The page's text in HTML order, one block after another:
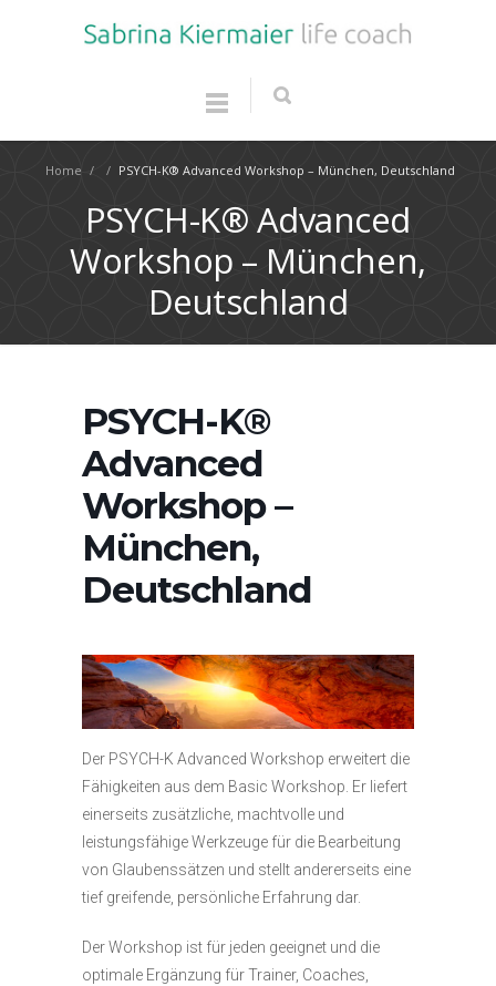
Home / / PSYCH-K® Advanced Workshop – München, Deutschland
PSYCH-K® Advanced
Workshop – München,
Deutschland
PSYCH-K®
Advanced
Workshop –
München,
Deutschland
Der PSYCH-K Advanced Workshop erweitert die
Fähigkeiten aus dem Basic Workshop. Er liefert
einerseits zusätzliche, machtvolle und
leistungsfähige Werkzeuge für die Bearbeitung
von Glaubenssätzen und stellt andererseits eine
tief greifende, persönliche Erfahrung dar.
Der Workshop ist für jeden geeignet und die
optimale Ergänzung für Trainer, Coaches,